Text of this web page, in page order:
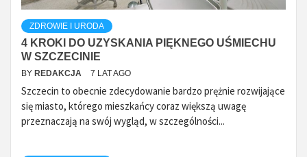
ZDROWIE I URODA
4 KROKI DO UZYSKANIA PIĘKNEGO UŚMIECHU
W SZCZECINIE
BY REDAKCJA 7 LAT AGO
Szczecin to obecnie zdecydowanie bardzo prężnie rozwijające
się miasto, którego mieszkańcy coraz większą uwagę
przeznaczają na swój wygląd, w szczególności...